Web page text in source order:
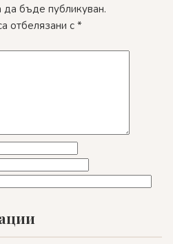
бъде публикуван.
отбелязани с *